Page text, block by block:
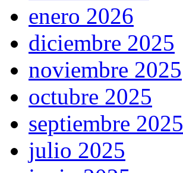
enero 2026
diciembre 2025
noviembre 2025
octubre 2025
septiembre 2025
julio 2025